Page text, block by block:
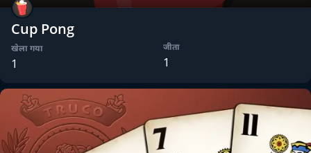
Cup Pong
खेला गया
1
जीता
1